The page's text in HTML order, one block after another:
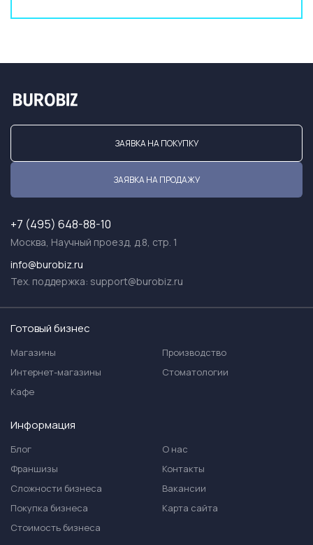
ЗАЯВКА НА ПОКУПКУ
ЗАЯВКА НА ПРОДАЖУ
+7 (495) 648-88-10
Москва, Научный проезд, д.8, стр. 1
info@burobiz.ru
Тех. поддержка: support@burobiz.ru
Готовый бизнес
Магазины
Интернет-магазины
Кафе
Производство
Стоматологии
Информация
Блог
Франшизы
Сложности бизнеса
Покупка бизнеса
Стоимость бизнеса
О нас
Контакты
Вакансии
Карта сайта